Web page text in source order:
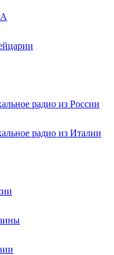
радио из России
радио из Италии